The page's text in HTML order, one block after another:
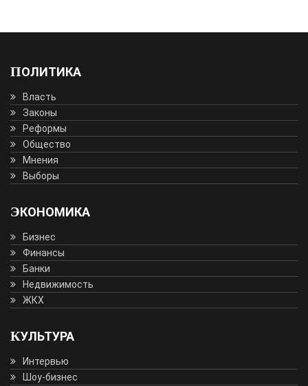
ПОЛИТИКА
Власть
Законы
Реформы
Общество
Мнения
Выборы
ЭКОНОМИКА
Бизнес
Финансы
Банки
Недвижимость
ЖКХ
КУЛЬТУРА
Интервью
Шоу-бизнес